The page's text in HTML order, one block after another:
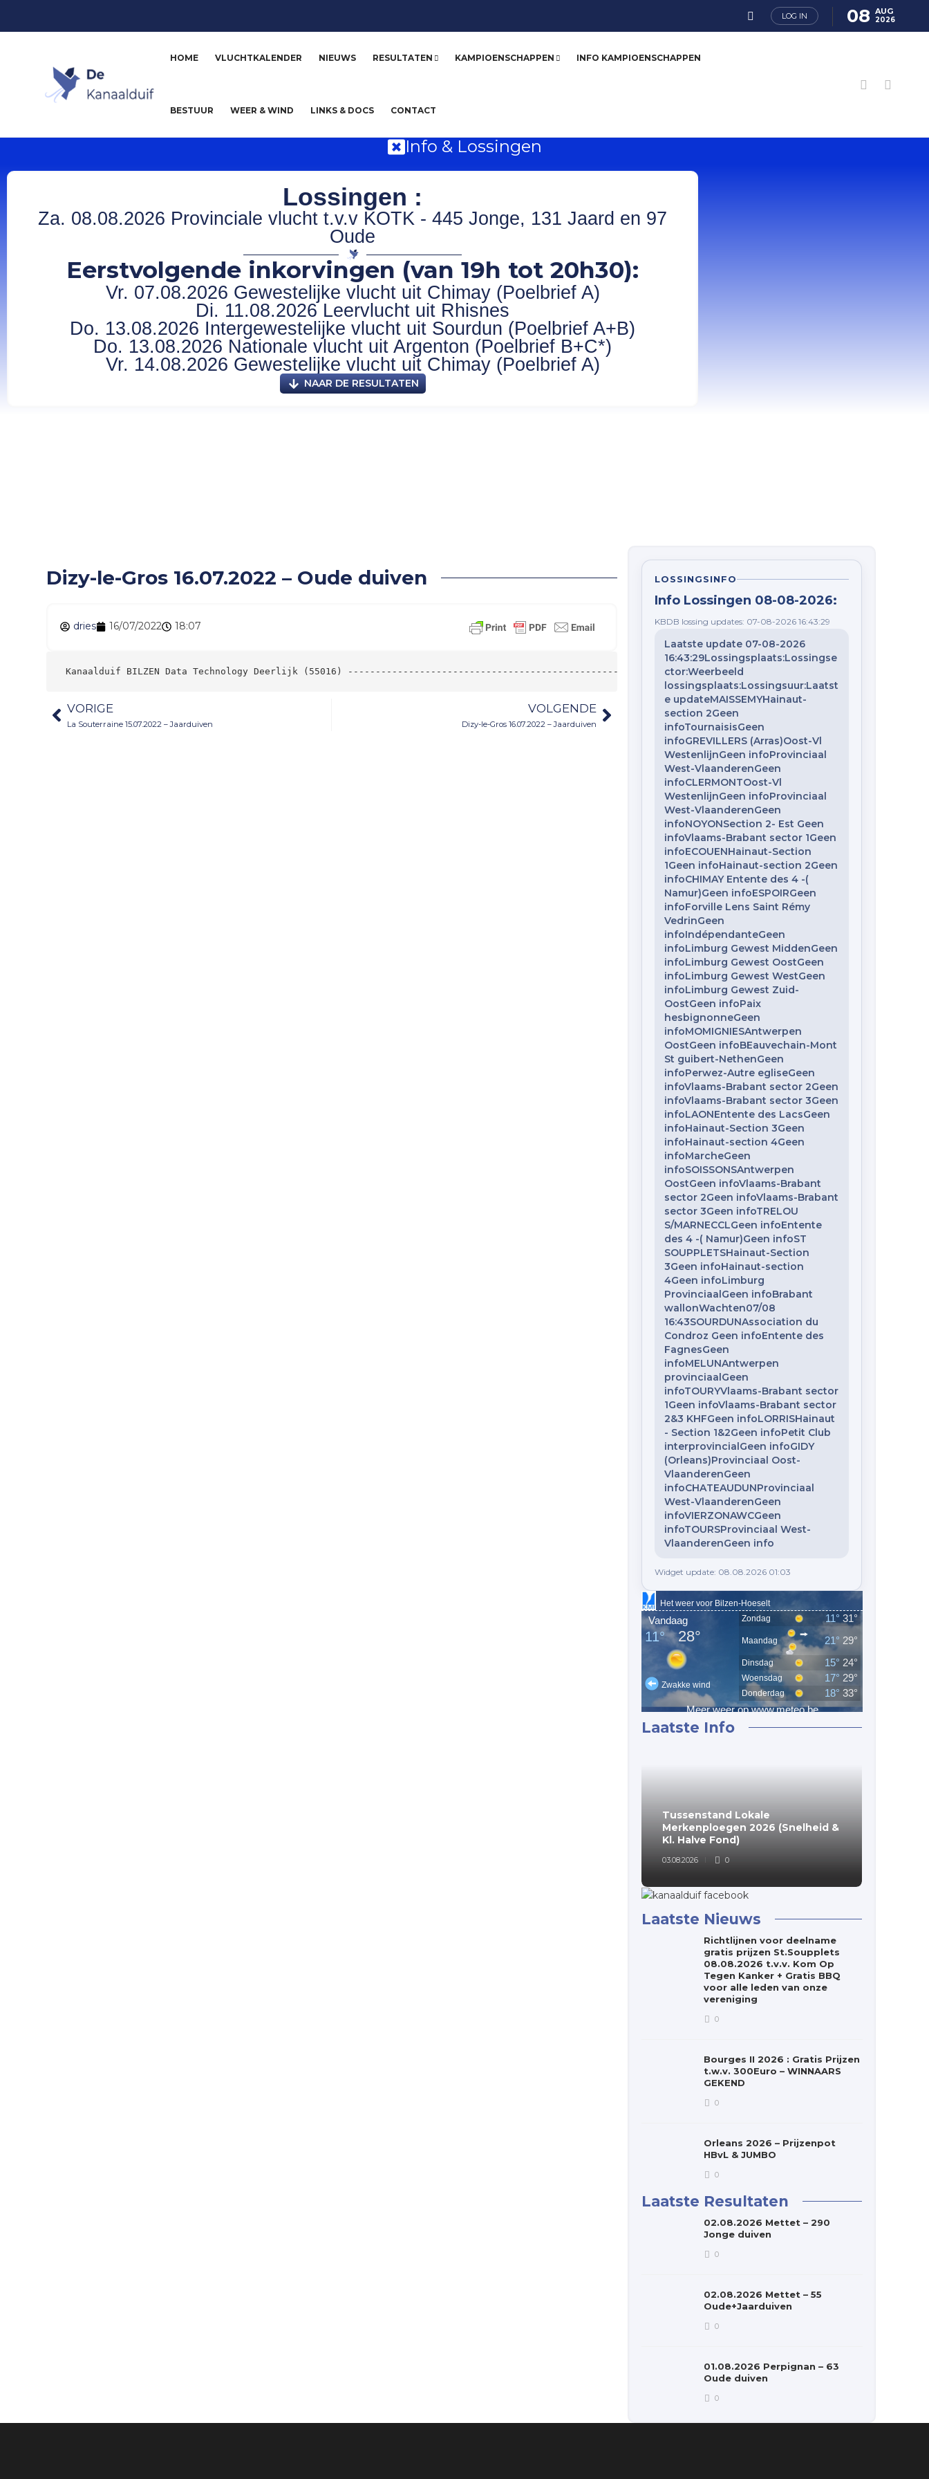
LOG IN 08 AUG
2026
HOME VLUCHTKALENDER NIEUWS RESULTATEN KAMPIOENSCHAPPEN INFO KAMPIOENSCHAPPEN
BESTUUR WEER & WIND LINKS & DOCS CONTACT
Info & Lossingen
Lossingen :
Za. 08.08.2026 Provinciale vlucht t.v.v KOTK - 445 Jonge, 131 Jaard en 97
Oude
Eerstvolgende inkorvingen (van 19h tot 20h30):
Vr. 07.08.2026 Gewestelijke vlucht uit Chimay (Poelbrief A)
Di. 11.08.2026 Leervlucht uit Rhisnes
Do. 13.08.2026 Intergewestelijke vlucht uit Sourdun (Poelbrief A+B)
Do. 13.08.2026 Nationale vlucht uit Argenton (Poelbrief B+C*)
Vr. 14.08.2026 Gewestelijke vlucht uit Chimay (Poelbrief A)
NAAR DE RESULTATEN
Dizy-le-Gros 16.07.2022 – Oude duiven
dries 16/07/2022 18:07
Kanaalduif BILZEN Data Technology Deerlijk (55016) ------------------------------------------------------------------------------------- DIZY-LE-GROS 16-07-22 65 Oude Deelnemers:12
VORIGE
La Souterraine 15.07.2022 – Jaarduiven
VOLGENDE
Dizy-le-Gros 16.07.2022 – Jaarduiven
LOSSINGSINFO
Info Lossingen 08-08-2026:
KBDB lossing updates: 07-08-2026 16:43:29
Laatste update 07-08-2026
16:43:29Lossingsplaats:Lossingse
ctor:Weerbeeld
lossingsplaats:Lossingsuur:Laatst
e updateMAISSEMYHainaut-
section 2Geen
infoTournaisisGeen
infoGREVILLERS (Arras)Oost-Vl
WestenlijnGeen infoProvinciaal
West-VlaanderenGeen
infoCLERMONTOost-Vl
WestenlijnGeen infoProvinciaal
West-VlaanderenGeen
infoNOYONSection 2- Est Geen
infoVlaams-Brabant sector 1Geen
infoECOUENHainaut-Section
1Geen infoHainaut-section 2Geen
infoCHIMAY Entente des 4 -(
Namur)Geen infoESPOIRGeen
infoForville Lens Saint Rémy
VedrinGeen
infoIndépendanteGeen
infoLimburg Gewest MiddenGeen
infoLimburg Gewest OostGeen
infoLimburg Gewest WestGeen
infoLimburg Gewest Zuid-
OostGeen infoPaix
hesbignonneGeen
infoMOMIGNIESAntwerpen
OostGeen infoBEauvechain-Mont
St guibert-NethenGeen
infoPerwez-Autre egliseGeen
infoVlaams-Brabant sector 2Geen
infoVlaams-Brabant sector 3Geen
infoLAONEntente des LacsGeen
infoHainaut-Section 3Geen
infoHainaut-section 4Geen
infoMarcheGeen
infoSOISSONSAntwerpen
OostGeen infoVlaams-Brabant
sector 2Geen infoVlaams-Brabant
sector 3Geen infoTRELOU
S/MARNECCLGeen infoEntente
des 4 -( Namur)Geen infoST
SOUPPLETSHainaut-Section
3Geen infoHainaut-section
4Geen infoLimburg
ProvinciaalGeen infoBrabant
wallonWachten07/08
16:43SOURDUNAssociation du
Condroz Geen infoEntente des
FagnesGeen
infoMELUNAntwerpen
provinciaalGeen
infoTOURYVlaams-Brabant sector
1Geen infoVlaams-Brabant sector
2&3 KHFGeen infoLORRISHainaut
- Section 1&2Geen infoPetit Club
interprovincialGeen infoGIDY
(Orleans)Provinciaal Oost-
VlaanderenGeen
infoCHATEAUDUNProvinciaal
West-VlaanderenGeen
infoVIERZONAWCGeen
infoTOURSProvinciaal West-
VlaanderenGeen info
Widget update: 08.08.2026 01:03
Laatste Info
Tussenstand Lokale
Merkenploegen 2026 (Snelheid &
Kl. Halve Fond)
03.08.2026 0
Laatste Nieuws
Richtlijnen voor deelname
gratis prijzen St.Soupplets
08.08.2026 t.v.v. Kom Op
Tegen Kanker + Gratis BBQ
voor alle leden van onze
vereniging
0
Bourges II 2026 : Gratis Prijzen
t.w.v. 300Euro – WINNAARS
GEKEND
0
Orleans 2026 – Prijzenpot
HBvL & JUMBO
0
Laatste Resultaten
02.08.2026 Mettet – 290
Jonge duiven
0
02.08.2026 Mettet – 55
Oude+Jaarduiven
0
01.08.2026 Perpignan – 63
Oude duiven
0